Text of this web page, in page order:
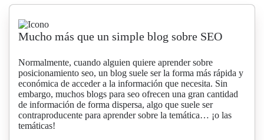
Mucho más que un simple blog sobre SEO
Normalmente, cuando alguien quiere aprender sobre
posicionamiento seo, un blog suele ser la forma más rápida y
económica de acceder a la información que necesita. Sin
embargo, muchos blogs para seo ofrecen una gran cantidad
de información de forma dispersa, algo que suele ser
contraproducente para aprender sobre la temática… ¡o las
temáticas!